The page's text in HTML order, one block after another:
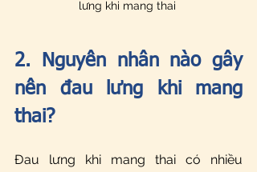
lưng khi mang thai
2. Nguyên nhân nào gây
nên đau lưng khi mang
thai?
Đau lưng khi mang thai có nhiều